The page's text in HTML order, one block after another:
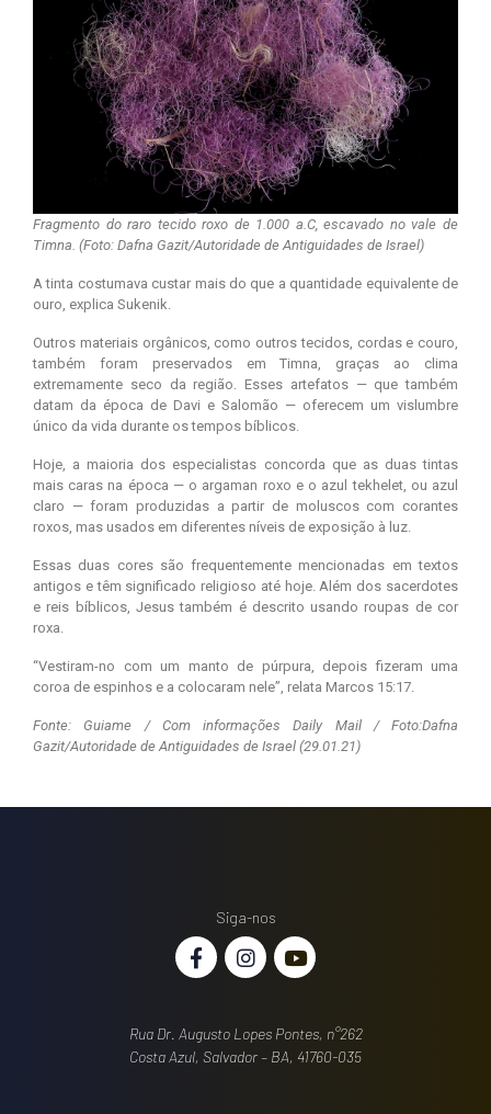
Fragmento do raro tecido roxo de 1.000 a.C, escavado no vale de
Timna. (Foto: Dafna Gazit/Autoridade de Antiguidades de Israel)
A tinta costumava custar mais do que a quantidade equivalente de
ouro, explica Sukenik.
Outros materiais orgânicos, como outros tecidos, cordas e couro,
também foram preservados em Timna, graças ao clima
extremamente seco da região. Esses artefatos — que também
datam da época de Davi e Salomão — oferecem um vislumbre
único da vida durante os tempos bíblicos.
Hoje, a maioria dos especialistas concorda que as duas tintas
mais caras na época — o argaman roxo e o azul tekhelet, ou azul
claro — foram produzidas a partir de moluscos com corantes
roxos, mas usados em diferentes níveis de exposição à luz.
Essas duas cores são frequentemente mencionadas em textos
antigos e têm significado religioso até hoje. Além dos sacerdotes
e reis bíblicos, Jesus também é descrito usando roupas de cor
roxa.
“Vestiram-no com um manto de púrpura, depois fizeram uma
coroa de espinhos e a colocaram nele”, relata Marcos 15:17.
Fonte: Guiame / Com informações Daily Mail / Foto:Dafna
Gazit/Autoridade de Antiguidades de Israel (29.01.21)
Siga-nos
Rua Dr. Augusto Lopes Pontes, n°262
Costa Azul, Salvador – BA, 41760-035